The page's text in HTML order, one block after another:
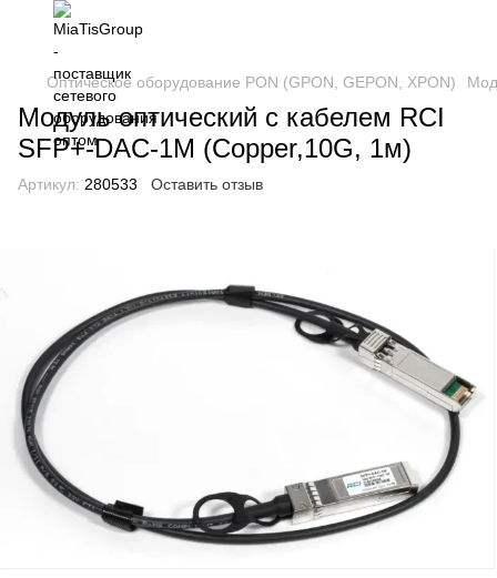
Оптическое оборудование PON (GPON, GEPON, XPON)
Модуль оптический с кабелем RCI
SFP+-DAC-1M (Copper,10G, 1м)
Артикул: 280533 Оставить отзыв